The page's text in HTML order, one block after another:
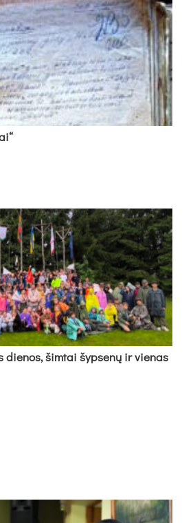
die­nos, šim­tai šyp­se­nų ir vie­nas